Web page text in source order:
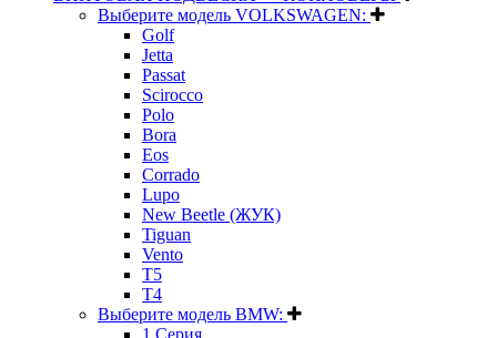
Выберите модель VOLKSWAGEN:
Golf
Jetta
Passat
Scirocco
Polo
Bora
Eos
Corrado
Lupo
New Beetle (ЖУК)
Tiguan
Vento
T5
T4
Выберите модель BMW:
1 Серия